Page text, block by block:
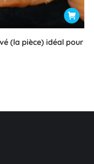
(la pièce) idéal pour